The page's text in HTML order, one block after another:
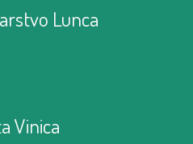
Lunca
Vinica